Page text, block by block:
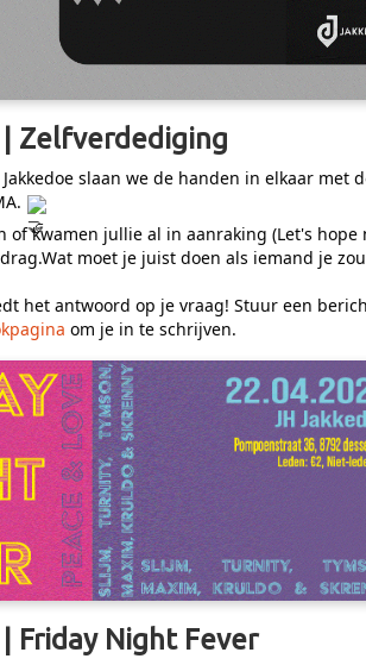
| Zelfverdediging
slaan we de handen in elkaar met
of kwamen jullie al in aanraking (Let's hope
moet je juist doen als iemand je zou
het antwoord op je vraag! Stuur een
om je in te schrijven.
Friday Night Fever